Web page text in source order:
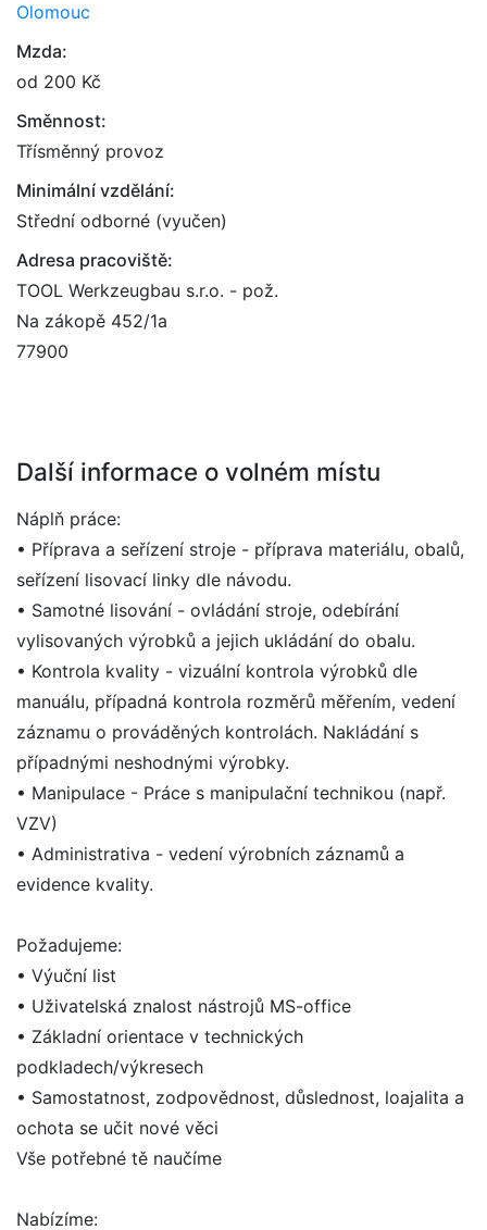
Olomouc
Mzda:
od 200 Kč
Směnnost:
Třísměnný provoz
Minimální vzdělání:
Střední odborné (vyučen)
Adresa pracoviště:
TOOL Werkzeugbau s.r.o. - pož.
Na zákopě 452/1a
77900
Další informace o volném místu
Náplň práce:
• Příprava a seřízení stroje - příprava materiálu, obalů,
seřízení lisovací linky dle návodu.
• Samotné lisování - ovládání stroje, odebírání
vylisovaných výrobků a jejich ukládání do obalu.
• Kontrola kvality - vizuální kontrola výrobků dle
manuálu, případná kontrola rozměrů měřením, vedení
záznamu o prováděných kontrolách. Nakládání s
případnými neshodnými výrobky.
• Manipulace - Práce s manipulační technikou (např.
VZV)
• Administrativa - vedení výrobních záznamů a
evidence kvality.
Požadujeme:
• Výuční list
• Uživatelská znalost nástrojů MS-office
• Základní orientace v technických
podkladech/výkresech
• Samostatnost, zodpovědnost, důslednost, loajalita a
ochota se učit nové věci
Vše potřebné tě naučíme
Nabízíme: